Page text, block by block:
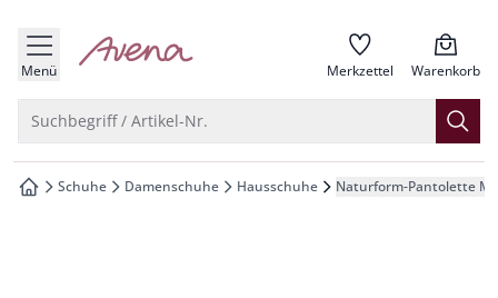
springen
springen
springen
springen
Menü zur Startseite Merkzettel Warenkorb
Suchbegriff / Artikel-Nr.
zur Startseite
Schuhe Damenschuhe Hausschuhe Naturform-Pantolette